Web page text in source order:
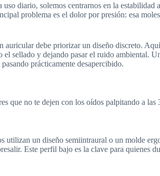
diario, solemos centrarnos en la
problema es el dolor por presión: esa
auricular debe priorizar un diseño discreto.
el sellado y dejando pasar el ruido ambiental.
prácticamente desapercibido.
que no te dejen con los oídos palpitando a las
utilizan un diseño semiintraural o un molde
Este perfil bajo es la clave para